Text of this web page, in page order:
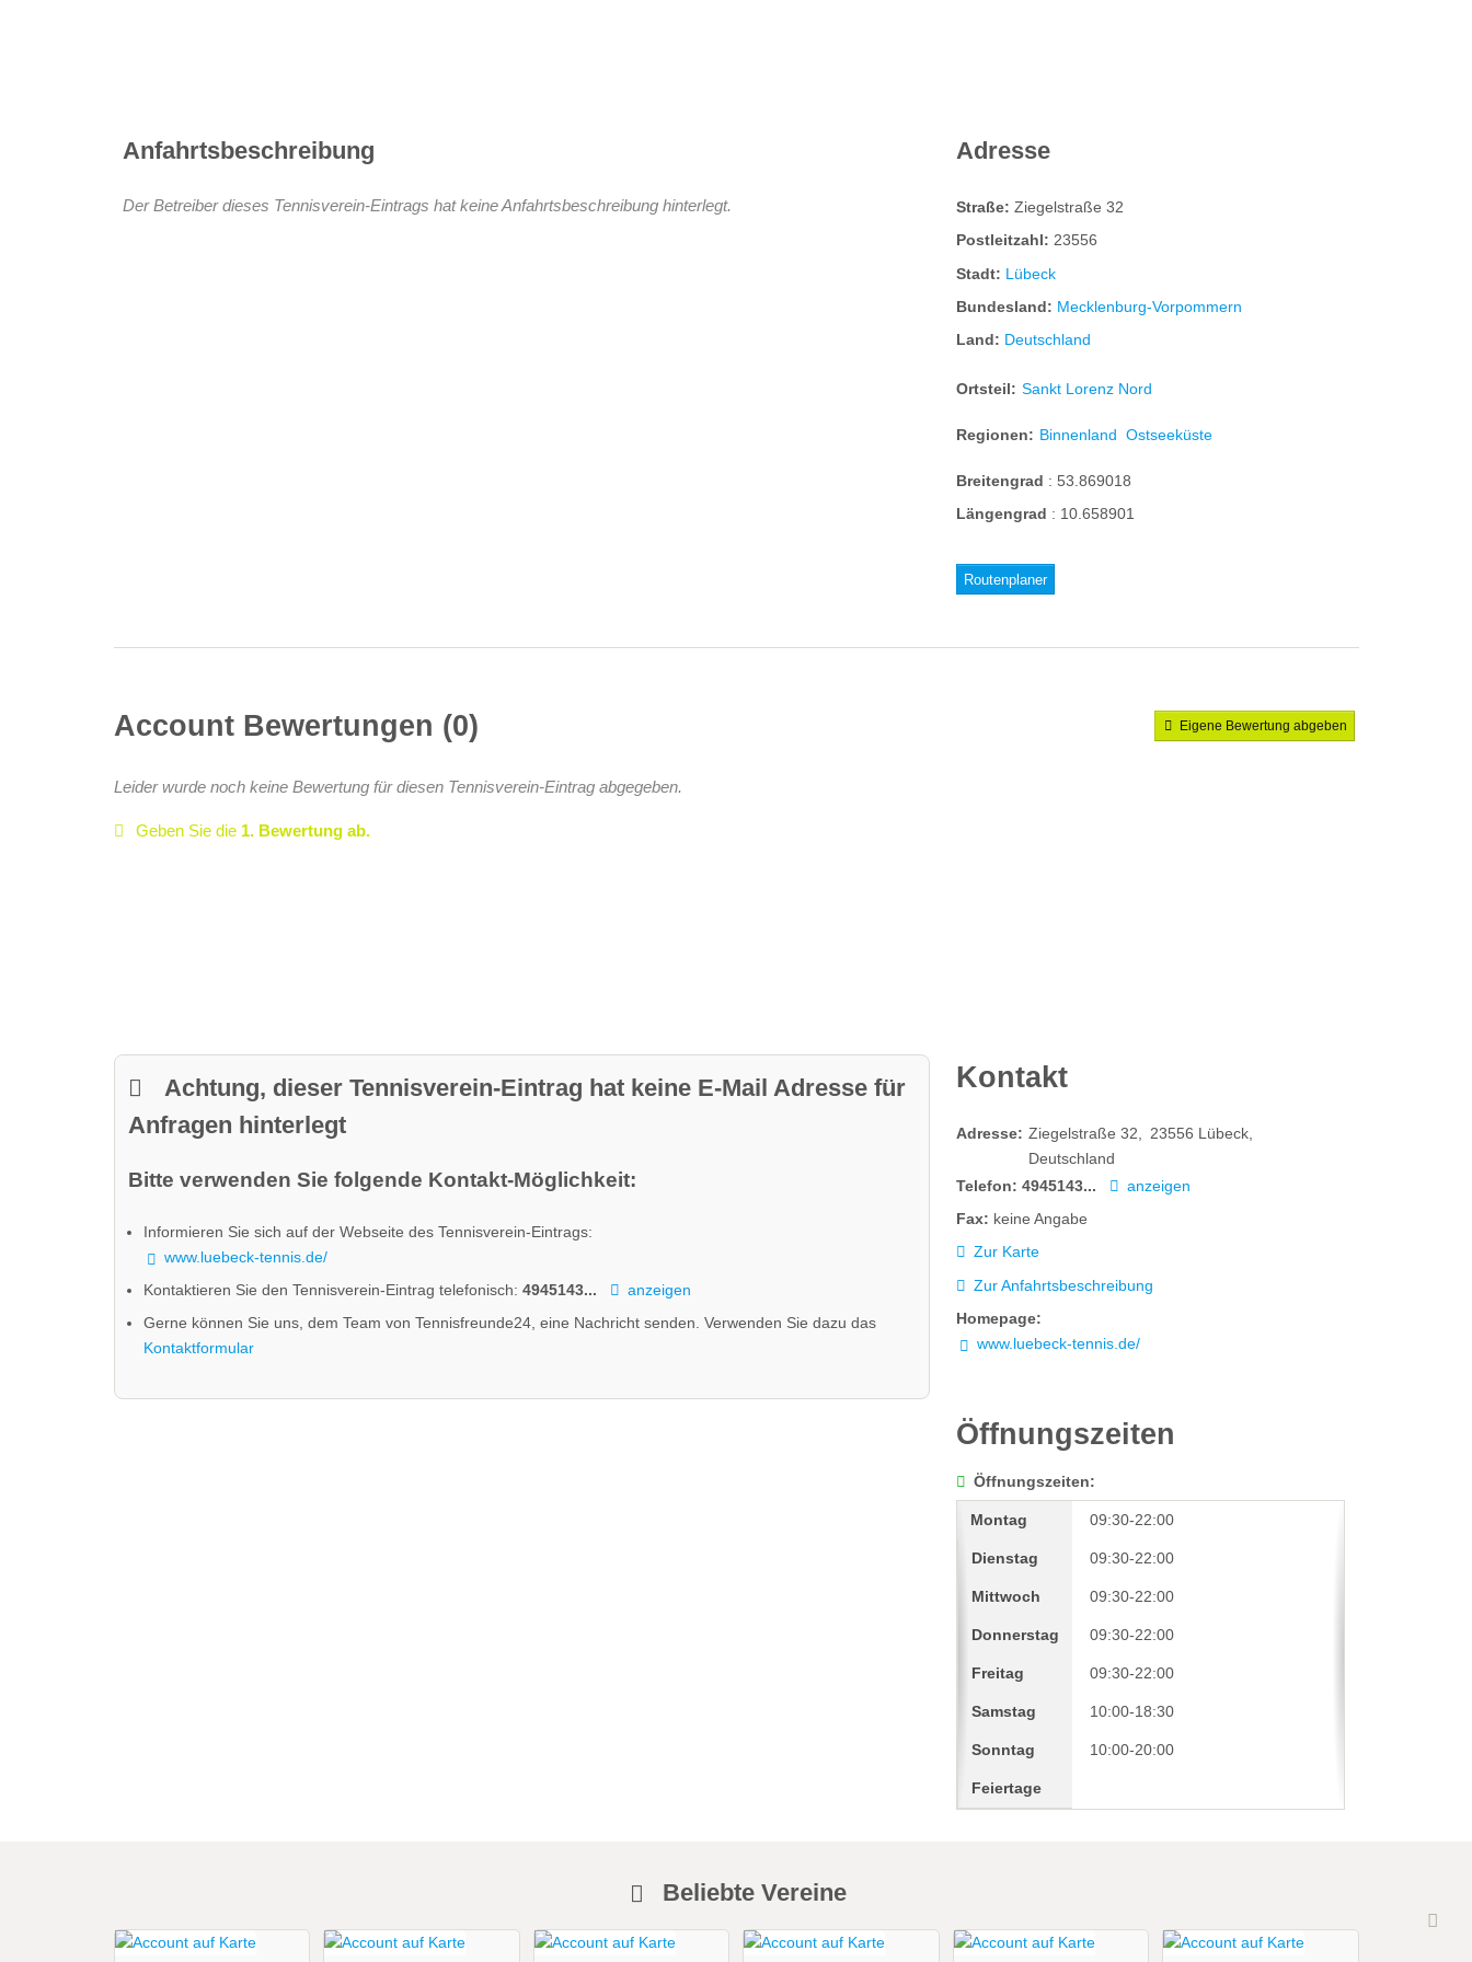
Anfahrtsbeschreibung
Der Betreiber dieses Tennisverein-Eintrags hat keine Anfahrtsbeschreibung hinterlegt.
Adresse
Straße:Ziegelstraße 32
Postleitzahl:23556
Stadt: Lübeck
Bundesland: Mecklenburg-Vorpommern
Land: Deutschland
Ortsteil: Sankt Lorenz Nord
Regionen: Binnenland Ostseeküste
Breitengrad :53.869018
Längengrad : 10.658901
Routenplaner
Account Bewertungen 0 Eigene Bewertung abgeben
Leider wurde noch keine Bewertung für diesen Tennisverein-Eintrag abgegeben.
Geben Sie die 1. Bewertung ab.
Achtung, dieser Tennisverein-Eintrag hat keine E-Mail Adresse für
Anfragen hinterlegt
Bitte verwenden Sie folgende Kontakt-Möglichkeit:
Informieren Sie sich auf der Webseite des Tennisverein-Eintrags:
www.luebeck-tennis.de/
Kontaktieren Sie den Tennisverein-Eintrag telefonisch: 4945143...
anzeigen
Gerne können Sie uns, dem Team von Tennisfreunde24, eine Nachricht senden. Verwenden Sie dazu das
Kontaktformular
Kontakt
Adresse: Ziegelstraße 32 23556 Lübeck
Deutschland
Telefon: 4945143...
anzeigen
Fax: keine Angabe
Zur Karte
Zur Anfahrtsbeschreibung
Homepage:
www.luebeck-tennis.de/
Öffnungszeiten
Öffnungszeiten:
Montag
Dienstag
Mittwoch
Donnerstag
Freitag
Samstag
Sonntag
Feiertage
09:30-22:00
09:30-22:00
09:30-22:00
09:30-22:00
09:30-22:00
10:00-18:30
10:00-20:00
Beliebte Vereine